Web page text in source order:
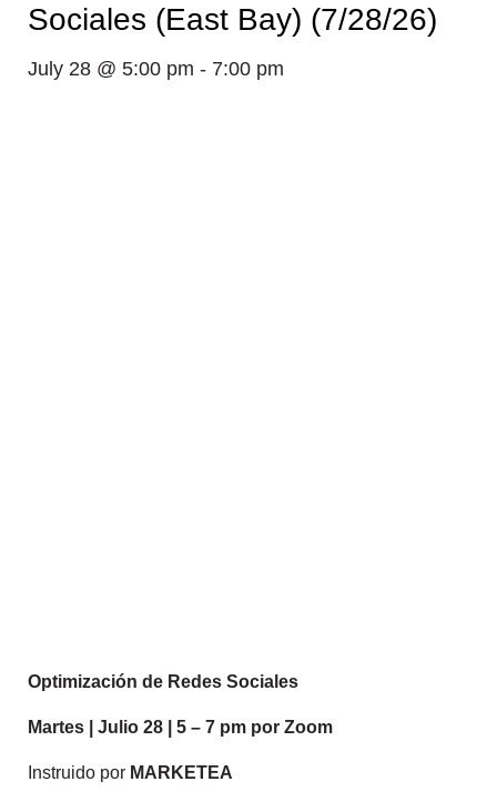
Sociales (East Bay) (7/28/26)
July 28 @ 5:00 pm - 7:00 pm
Optimización de Redes Sociales
Martes | Julio 28 | 5 – 7 pm por Zoom
Instruido por MARKETEA